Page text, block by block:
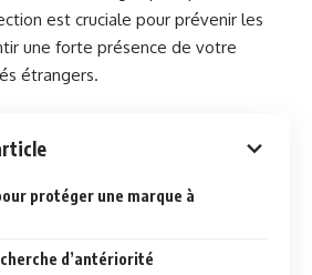
est cruciale pour prévenir les
une forte présence de votre
étrangers.
protéger une marque à
d’antériorité